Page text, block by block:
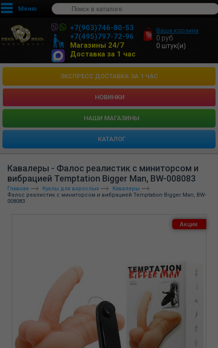
Меню
+7(903)746-80-53
+7(495)797-72-96
Магазины 24/7
Доставка за 1 час
Ваша корзина
0 руб.
0 штук(и)
ЭКСПРЕСС ДОСТАВКА ЗА 1 ЧАС
НОВИНКИ
HАШИ МАГАЗИНЫ
КАТАЛОГ
Кавалеры - Фалос реалистик с миниторсом и
вибрацией Temptation Bigger Man, BW-008083
Главная Куклы для взрослых
Кавалеры
Фалос реалистик с миниторсом и вибрацией Temptation Bigger Man, BW-
008083
Акции